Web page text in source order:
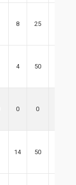
8 25
4 50
0 0
14 50